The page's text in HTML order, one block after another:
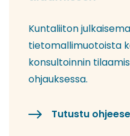
Kuntaliiton
tietomallimuotoista
konsultoinnin
ohjauksessa.
Tutustu